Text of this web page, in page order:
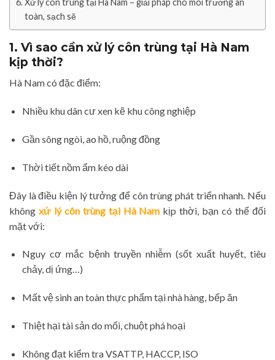
toàn, sạch sẽ
1. Vì sao cần xử lý côn trùng tại Hà Nam
kịp thời?
Hà Nam có đặc điểm:
Nhiều khu dân cư xen kẽ khu công nghiệp
Gần sông ngòi, ao hồ, ruộng đồng
Thời tiết nồm ẩm kéo dài
Đây là điều kiện lý tưởng để côn trùng phát triển nhanh. Nếu
không xử lý côn trùng tại Hà Nam kịp thời, bạn có thể đối
mặt với:
Nguy cơ mắc bệnh truyền nhiễm (sốt xuất huyết, tiêu
chảy, dị ứng…)
Mất vệ sinh an toàn thực phẩm tại nhà hàng, bếp ăn
Thiệt hại tài sản do mối, chuột phá hoại
Không đạt kiểm tra VSATTP, HACCP, ISO